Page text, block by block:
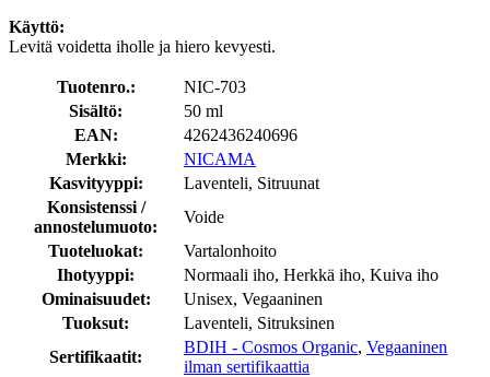
Käyttö:
Levitä voidetta iholle ja hiero kevyesti.
Tuotenro.:
NIC-703
Sisältö:
50 ml
EAN:
4262436240696
Merkki:
NICAMA
Kasvityyppi:
Laventeli, Sitruunat
Konsistenssi /
annostelumuoto:
Voide
Tuoteluokat:
Vartalonhoito
Ihotyyppi:
Normaali iho, Herkkä iho, Kuiva iho
Ominaisuudet:
Unisex, Vegaaninen
Tuoksut:
Laventeli, Sitruksinen
Sertifikaatit:
BDIH - Cosmos Organic, Vegaaninen
ilman sertifikaattia